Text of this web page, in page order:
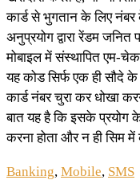
कार्ड से भुगतान के लिए
अनुप्रयोग द्वारा रेंडम
मोबाइल में संस्थापित एम-
यह कोड सिर्फ एक ही सौदे
कार्ड नंबर चुरा कर धोखा
बात यह है कि इसके प्रयोग
करना होता और न ही सिम में
Banking, Mobile, SMS